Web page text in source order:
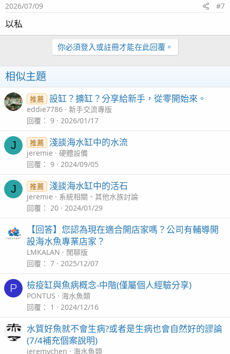
2026/07/09 #7
以私
你必須登入或註冊才能在此回覆。
相似主題
推薦 設缸？擴缸？分享給新手，從零開始來。
eddie7786
新手交流專版
回覆
9 2026/01/17
J 推薦 淺談海水缸中的水流
jeremie
硬體設備
回覆
9 2024/09/05
J 推薦 淺談海水缸中的活石
jeremie
系統相關、其他水族討論
回覆
20 2024/01/29
【回答】您認為現在適合開店家嗎？公司有輔導開
設海水魚專業店家？
LMKALAN
閒聊版
回覆
7 2025/12/07
P 檢疫缸與魚病概念-中階(僅屬個人經驗分享)
PONTUS
海水魚類
回覆
1 2024/12/16
水質好魚就不會生病?或者是生病也會自然好的謬論
(7/4補充個案說明)
jeremychen 海水魚類